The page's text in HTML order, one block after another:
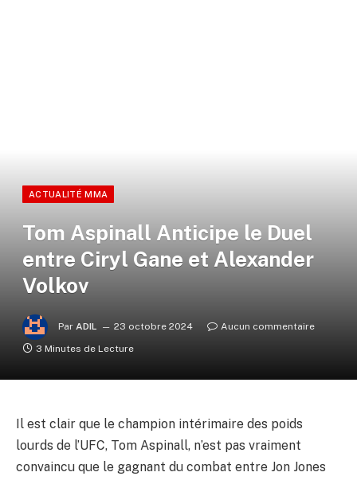
ACTUALITÉ MMA
Tom Aspinall Anticipe le Duel
entre Ciryl Gane et Alexander
Volkov
Par ADIL 23 octobre 2024
Aucun commentaire
3 Minutes de Lecture
Il est clair que le champion intérimaire des poids
lourds de l’UFC, Tom Aspinall, n’est pas vraiment
convaincu que le gagnant du combat entre Jon Jones